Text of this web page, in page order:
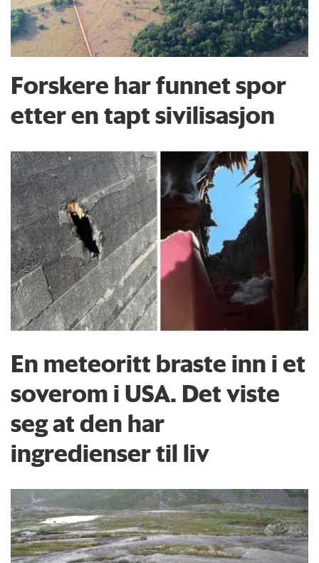
Forskere har funnet spor
etter en tapt sivilisasjon
En meteoritt braste inn i et
soverom i USA. Det viste
seg at den har
ingredienser til liv